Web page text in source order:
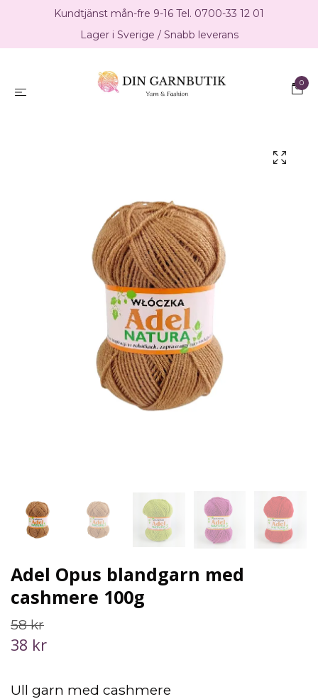
Kundtjänst mån-fre 9-16 Tel. 0700-33 12 01
Lager i Sverige / Snabb leverans
0
Adel Opus blandgarn med
cashmere 100g
58 kr
38 kr
Ull garn med cashmere